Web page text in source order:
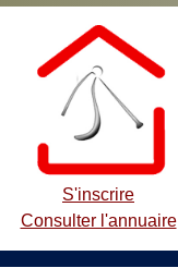
S'inscrire
Consulter l'annuaire